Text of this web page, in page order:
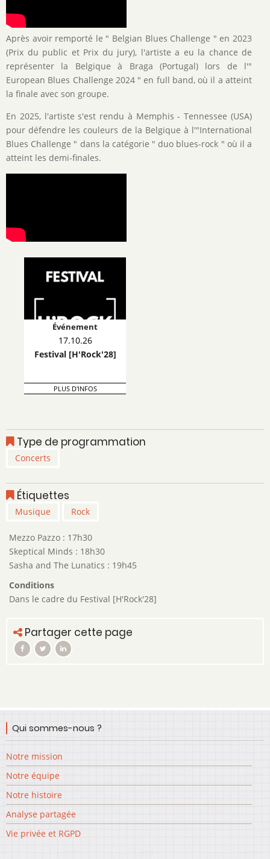
Après avoir remporté le " Belgian Blues Challenge " en 2023
(Prix du public et Prix du jury), l'artiste a eu la chance de
représenter la Belgique à Braga (Portugal) lors de l'"
European Blues Challenge 2024 " en full band, où il a atteint
la finale avec son groupе.
En 2025, l'artiste s'est rendu à Memphis - Tennessee (USA)
pour défendre les couleurs de la Belgique à l'"International
Blues Challenge " dans la catégorie " duo blues-rock " où il a
atteint les demi-finales.
Événement
17.10.26
Festival [H'Rock'28]
PLUS D'INFOS
Type de programmation
Concerts
Étiquettes
Musique Rock
Mezzo Pazzo : 17h30
Skeptical Minds : 18h30
Sasha and The Lunatics : 19h45
Conditions
Dans le cadre du Festival [H'Rock'28]
Partager cette page
Qui sommes-nous ?
Notre mission
Notre équipe
Notre histoire
Analyse partagée
Vie privée et RGPD